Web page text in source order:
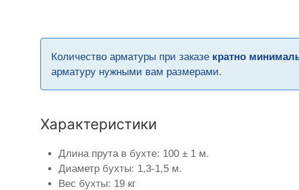
Количество арматуры при заказе кратно
арматуру нужными вам размерами.
Характеристики
Длина прута в бухте: 100 ± 1 м.
Диаметр бухты: 1,3-1,5 м.
Вес бухты: 19 кг